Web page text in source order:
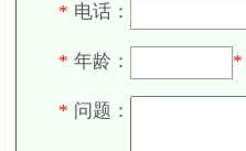
* 电话：
* 年龄： *
* 问题：